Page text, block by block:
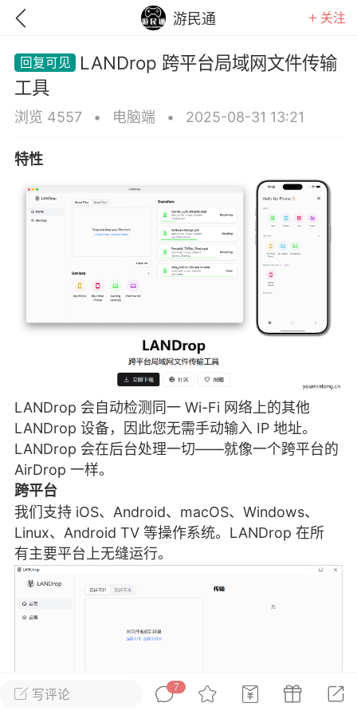
游民通 关注
GTA6
绝地求生 战地5
游戏商城 每日签到 每日排行
游民通 Lv.13
版主
19 23:03
电脑端 问题解决
我在商城购买的虚拟产品显示自动发
在那里查看卡密？
发货的商品在那里查看卡密？答：查看
：下单以后在右边消息栏查看卡密，或
看卡密详情问：我...
写评论
7
LANDrop 跨平台局域网文件传输
工具
浏览 4557 • 电脑端 • 2025-08-31 13:21
特性
LANDrop 会自动检测同一 Wi-Fi 网络上的其他
LANDrop 设备，因此您无需手动输入 IP 地址。
LANDrop 会在后台处理一切——就像一个跨平台的
AirDrop 一样。
跨平台
我们支持 iOS、Android、macOS、Windows、
Linux、Android TV 等操作系统。LANDrop 在所
有主要平台上无缝运行。